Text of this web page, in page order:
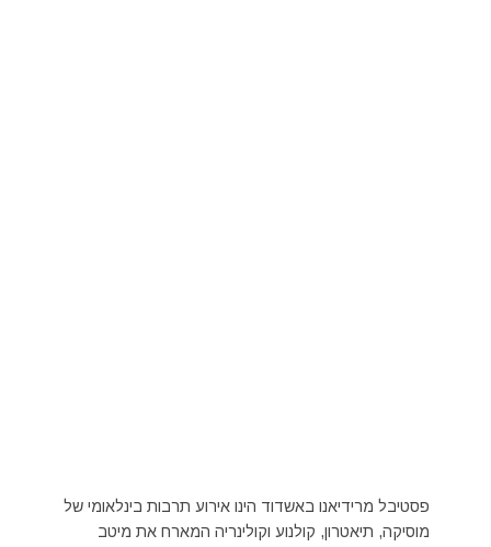
פסטיבל מרידיאנו באשדוד הינו אירוע תרבות בינלאומי של
מוסיקה, תיאטרון, קולנוע וקולינריה המארח את מיטב